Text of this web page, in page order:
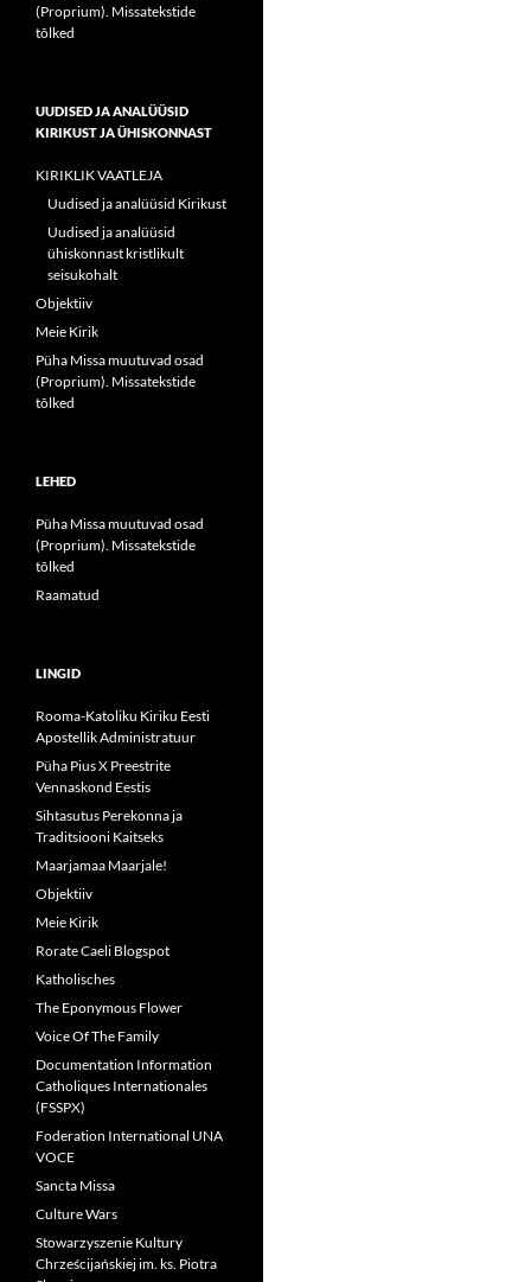
(Proprium). Missatekstide
tõlked
UUDISED JA ANALÜÜSID
KIRIKUST JA ÜHISKONNAST
KIRIKLIK VAATLEJA
Uudised ja analüüsid Kirikust
Uudised ja analüüsid
ühiskonnast kristlikult
seisukohalt
Objektiiv
Meie Kirik
Püha Missa muutuvad osad
(Proprium). Missatekstide
tõlked
LEHED
Püha Missa muutuvad osad
(Proprium). Missatekstide
tõlked
Raamatud
LINGID
Rooma-Katoliku Kiriku Eesti
Apostellik Administratuur
Püha Pius X Preestrite
Vennaskond Eestis
Sihtasutus Perekonna ja
Traditsiooni Kaitseks
Maarjamaa Maarjale!
Objektiiv
Meie Kirik
Rorate Caeli Blogspot
Katholisches
The Eponymous Flower
Voice Of The Family
Documentation Information
Catholiques Internationales
(FSSPX)
Foderation International UNA
VOCE
Sancta Missa
Culture Wars
Stowarzyszenie Kultury
Chrześcijańskiej im. ks. Piotra